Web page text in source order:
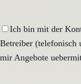
Ich bin mit der
Betreiber (telefonisch
mir Angebote